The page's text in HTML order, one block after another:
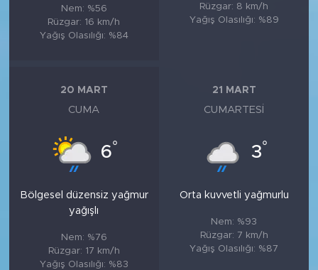
Nem: %56
Rüzgar: 16 km/h
Yağış Olasılığı: %84
Rüzgar: 8 km/h
Yağış Olasılığı: %89
20 MART
CUMA
6°
Bölgesel düzensiz yağmur
yağışlı
Nem: %76
Rüzgar: 17 km/h
Yağış Olasılığı: %83
21 MART
CUMARTESI
3°
Orta kuvvetli yağmurlu
Nem: %93
Rüzgar: 7 km/h
Yağış Olasılığı: %87